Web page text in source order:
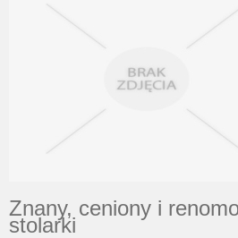
Znany, ceniony i
stolarki